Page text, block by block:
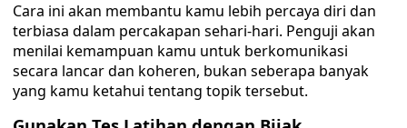
Cara ini akan membantu kamu lebih percaya diri dan
terbiasa dalam percakapan sehari-hari. Penguji akan
menilai kemampuan kamu untuk berkomunikasi
secara lancar dan koheren, bukan seberapa banyak
yang kamu ketahui tentang topik tersebut.